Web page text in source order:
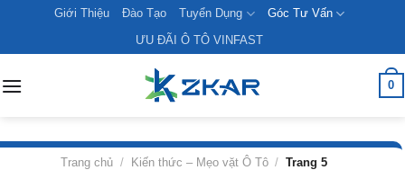
content
Giới Thiệu Đào Tạo Tuyển Dụng
Góc Tư Vấn
ƯU ĐÃI Ô TÔ VINFAST
0
Trang chủ / Kiến thức – Mẹo vặt Ô Tô / Trang 5